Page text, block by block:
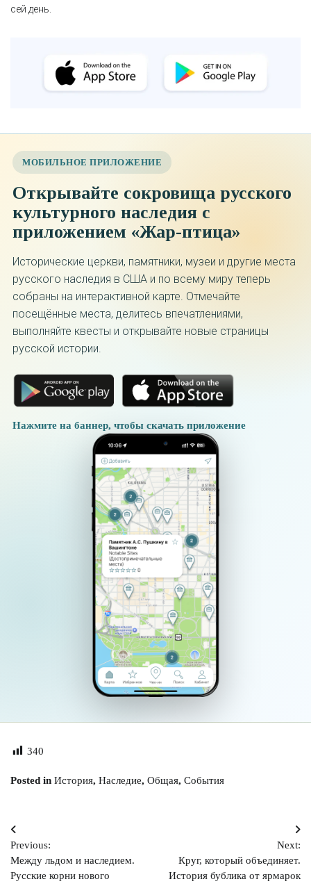
сей день.
МОБИЛЬНОЕ ПРИЛОЖЕНИЕ
Открывайте сокровища русского
культурного наследия с
приложением «Жар-птица»
Исторические церкви, памятники, музеи и другие места
русского наследия в США и по всему миру теперь
собраны на интерактивной карте. Отмечайте
посещённые места, делитесь впечатлениями,
выполняйте квесты и открывайте новые страницы
русской истории.
Нажмите на баннер, чтобы скачать приложение
340
Posted in История, Наследие, Общая, События
Навигация
по
записям
Previous:
Между льдом и наследием.
Русские корни нового
Next:
Круг, который объединяет.
История бублика от ярмарок